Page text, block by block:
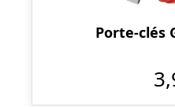
Porte-clés